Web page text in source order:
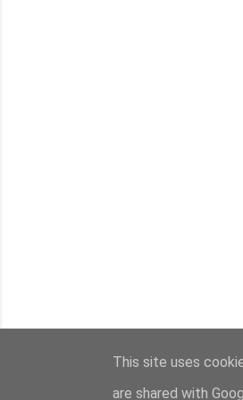
This site uses
are shared with